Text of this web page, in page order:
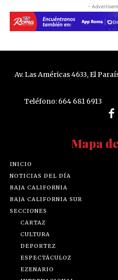
-
Av. Las Américas 4633, El
Teléfono: 664 681 6913
Mapa
INICIO
NOTICIAS DEL DÍA
BAJA CALIFORNIA
BAJA CALIFORNIA SUR
SECCIONES
CARTAZ
CULTURA
DEPORTEZ
ESPECTÁCULOZ
EZENARIO